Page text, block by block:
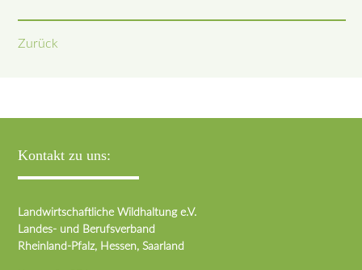
Zurück
Kontakt zu uns:
Landwirtschaftliche Wildhaltung e.V.
Landes- und Berufsverband
Rheinland-Pfalz, Hessen, Saarland